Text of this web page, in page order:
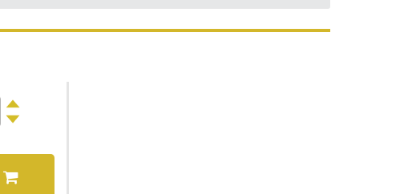
+
-